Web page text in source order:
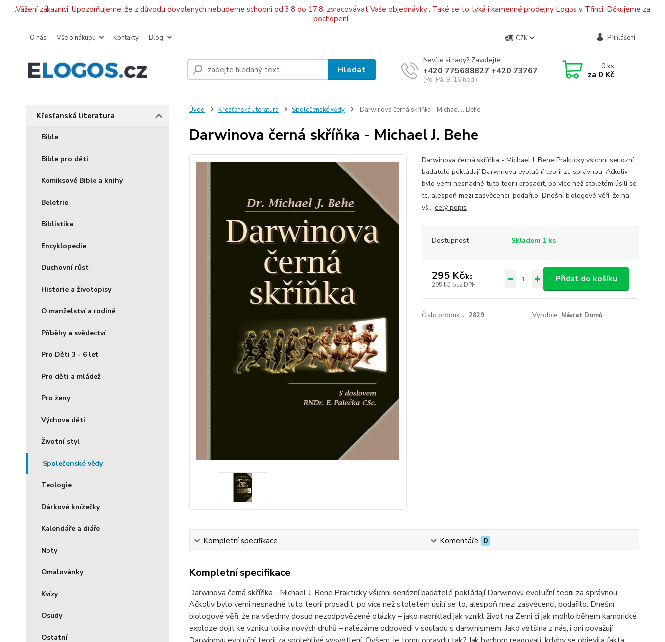
.Vážení zákazníci, Upozorňujeme ,že z důvodu dovolených nebudeme schopni od 3.8 do 17.8. zpracovávat Vaše objednávky . Také se to tyká i kamenné prodejny Logos v Třinci. Děkujeme za
pochopení .
O nás Vše o nákupu Kontakty Blog CZK Přihlášení
Hledat
Nevíte si rady? Zavolejte.
+420 775688827 +420 737670415
(Po-Pá, 9-16 hod.)
0ks
za 0 Kč
Křesťanská literatura
Bible
Bible pro děti
Komiksové Bible a knihy
Beletrie
Biblistika
Encyklopedie
Duchovní růst
Historie a životopisy
O manželství a rodině
Příběhy a svědectví
Pro Děti 3 - 6 let
Pro děti a mládež
Pro ženy
Výchova dětí
Životní styl
Společenské vědy
Teologie
Dárkové knížečky
Kalendáře a diáře
Noty
Omalovánky
Kvízy
Osudy
Ostatní
Úvod Křesťanská literatura Společenské vědy Darwinova černá skříňka - Michael J. Behe
Darwinova černá skříňka - Michael J. Behe
Darwinova černá skříňka - Michael J. Behe Prakticky všichni seriózní
badatelé pokládají Darwinovu evoluční teorii za správnou. Ačkoliv
bylo vemi nesnadné tuto teorii prosadit, po více než stoletém úsilí se
to, alespoň mezi zasvěcenci, podařilo. Dnešní biologové věří, že na
vš... celý popis
Dostupnost Skladem 1 ks
295 Kč/ks
295 Kč bez DPH
Přidat do košíku
Číslo produktu: 2829 Výrobce: Návrat Domů
Kompletní specifikace Komentáře 0
Kompletní specifikace
Darwinova černá skříňka - Michael J. Behe Prakticky všichni seriózní badatelé pokládají Darwinovu evoluční teorii za správnou.
Ačkoliv bylo vemi nesnadné tuto teorii prosadit, po více než stoletém úsilí se to, alespoň mezi zasvěcenci, podařilo. Dnešní
biologové věří, že na všechny dosud nezodpovězené otázky – jako například jak vznikl život na Zemi či jak mohlo během kambrické
exploze dojít ke vzniku tolika nových druhů – nalézáme odpovědi v souladu s darwinismem. Jako většina z nás, i oni považují